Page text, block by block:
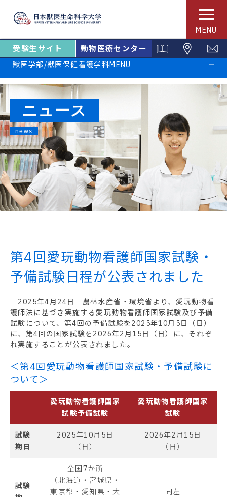
MENU
受験生サイト 動物医療センター
ニュース
news
獣医学部/獣医保健看護学科MENU
第4回愛玩動物看護師国家試験・
予備試験日程が公表されました
2025年4月24日 農林水産省・環境省より、愛玩動物看
護師法に基づき実施する愛玩動物看護師国家試験及び予備
試験について、第4回の予備試験を2025年10月5日（日）
に、第4回の国家試験を2026年2月15日（日）に、それぞ
れ実施することが公表されました。
＜第4回愛玩動物看護師国家試験・予備試験に
ついて＞
愛玩動物看護師国家
試験予備試験
愛玩動物看護師国家
試験
試験
期日
2025年10月5日
（日）
2026年2月15日
（日）
試験
全国7か所
（北海道・宮城県・
東京都・愛知県・大
同左